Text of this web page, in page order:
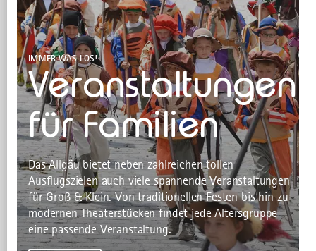
IMMER WAS LOS!
Veranstaltungen
für Familien
Das Allgäu bietet neben zahlreichen tollen
Ausflugszielen auch viele spannende Veranstaltungen
für Groß & Klein. Von traditionellen Festen bis hin zu
modernen Theaterstücken findet jede Altersgruppe
eine passende Veranstaltung.